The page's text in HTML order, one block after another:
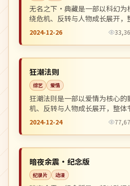
无名之下·典藏是一部以科幻为
绕危机、反转与人物成长展开，
推荐观看。
2024-12-26
美国
狂潮法则
综艺 爱情
狂潮法则是一部以爱情为核心的
机、反转与人物成长展开，整体
观看。
2024-12-24
中国
暗夜余震·纪念版
纪录片 动漫